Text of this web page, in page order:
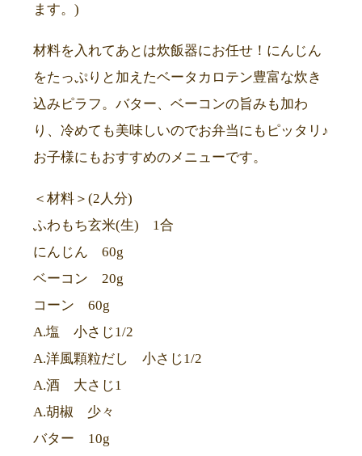
ます。)
材料を入れてあとは炊飯器にお任せ！にんじん
をたっぷりと加えたベータカロテン豊富な炊き
込みピラフ。バター、ベーコンの旨みも加わ
り、冷めても美味しいのでお弁当にもピッタリ♪
お子様にもおすすめのメニューです。
＜材料＞(2人分)
ふわもち玄米(生) 1合
にんじん 60g
ベーコン 20g
コーン 60g
A.塩 小さじ1/2
A.洋風顆粒だし 小さじ1/2
A.酒 大さじ1
A.胡椒 少々
バター 10g